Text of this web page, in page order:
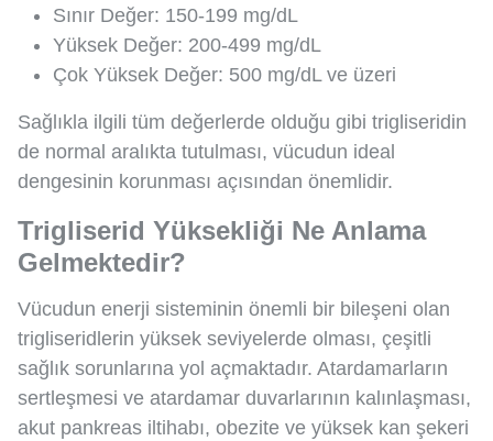
Sınır Değer: 150-199 mg/dL
Yüksek Değer: 200-499 mg/dL
Çok Yüksek Değer: 500 mg/dL ve üzeri
Sağlıkla ilgili tüm değerlerde olduğu gibi trigliseridin
de normal aralıkta tutulması, vücudun ideal
dengesinin korunması açısından önemlidir.
Trigliserid Yüksekliği Ne Anlama
Gelmektedir?
Vücudun enerji sisteminin önemli bir bileşeni olan
trigliseridlerin yüksek seviyelerde olması, çeşitli
sağlık sorunlarına yol açmaktadır. Atardamarların
sertleşmesi ve atardamar duvarlarının kalınlaşması,
akut pankreas iltihabı, obezite ve yüksek kan şekeri